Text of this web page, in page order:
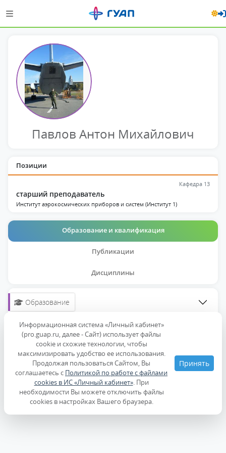
Павлов Антон Михайлович
Позиции
Кафедра 13
старший преподаватель
Институт аэрокосмических приборов и систем (Институт 1)
Образование и квалификация
Публикации
Дисциплины
Образование
Повышение квалификации
Информационная система «Личный кабинет»
(pro.guap.ru, далее - Сайт) использует файлы
cookie и схожие технологии, чтобы
максимизировать удобство ее использования.
Продолжая пользоваться Сайтом, Вы
соглашаетесь с Политикой по работе с файлами
cookies в ИС «Личный кабинет». При
необходимости Вы можете отключить файлы
cookies в настройках Вашего браузера.
Принять